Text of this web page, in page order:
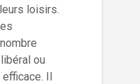
loisirs.
ou
Il